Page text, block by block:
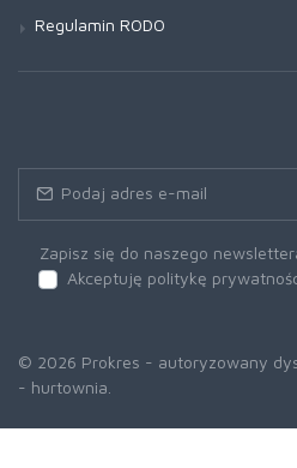
Regulamin RODO
Zapisz się do naszego
Akceptuję politykę
© 2026 Prokres - autoryzowany
- hurtownia.